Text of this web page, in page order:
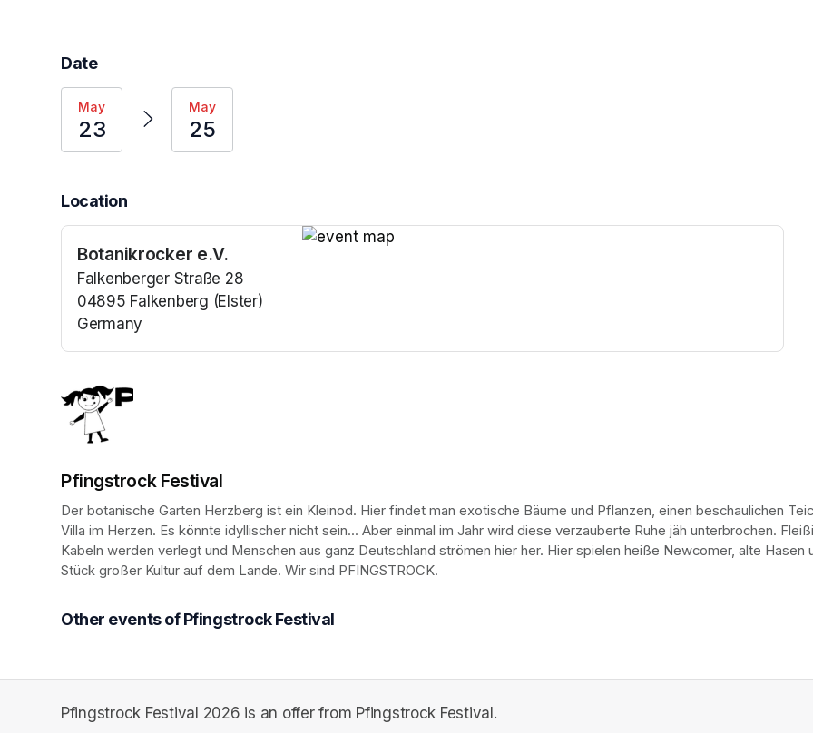
Date
May
23
May
25
Location
Botanikrocker e.V.
Falkenberger Straße 28
04895 Falkenberg (Elster)
Germany
Pfingstrock Festival
Der botanische Garten Herzberg ist ein Kleinod. Hier findet man exotische Bäume und Pflanzen, einen beschaulichen
Villa im Herzen. Es könnte idyllischer nicht sein... Aber einmal im Jahr wird diese verzauberte Ruhe jäh unterbrochen.
Kabeln werden verlegt und Menschen aus ganz Deutschland strömen hier her. Hier spielen heiße Newcomer, alte Hasen
Stück großer Kultur auf dem Lande. Wir sind PFINGSTROCK.
Other events of Pfingstrock Festival
Pfingstrock Festival 2026 is an offer from Pfingstrock Festival.